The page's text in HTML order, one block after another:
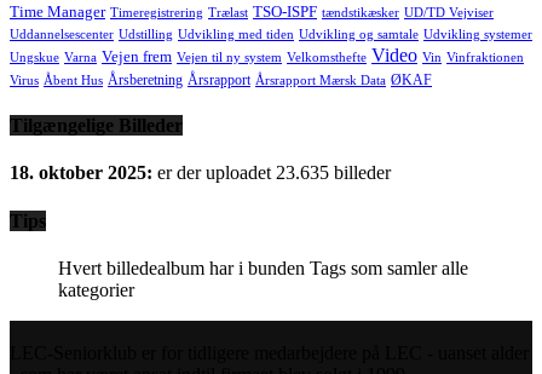
Time Manager Timeregistrering Trælast TSO-ISPF tændstikæsker UD/TD Vejviser
Uddannelsescenter Udstilling Udvikling med tiden Udvikling og samtale Udvikling systemer
Ungskue Varna Vejen frem Vejen til ny system Velkomsthefte Video Vin Vinfraktionen
Virus Åbent Hus Årsberetning Årsrapport Årsrapport Mærsk Data ØKAF
Tilgængelige Billeder
18. oktober 2025: er der uploadet 23.635 billeder
Tips
Hvert billedealbum har i bunden Tags som samler alle
kategorier